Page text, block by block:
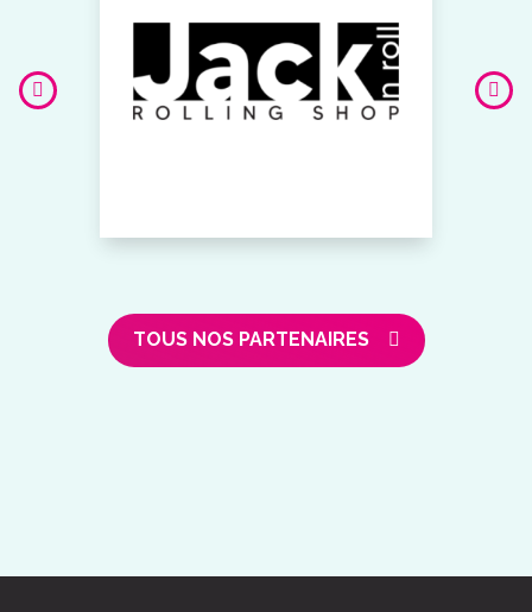
TOUS NOS PARTENAIRES